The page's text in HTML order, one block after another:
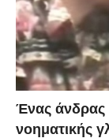
Ένας άνδρας
νοηματικής